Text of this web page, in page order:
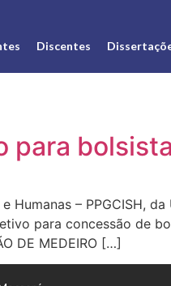
Discentes
para
– PPGCISH,
para concessão de
DE MEDEIRO […]